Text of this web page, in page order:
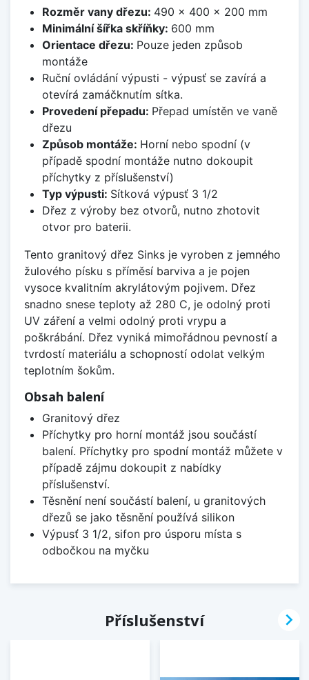
Rozměr vany dřezu: 490 x 400 x 200 mm
Minimální šířka skříňky: 600 mm
Orientace dřezu: Pouze jeden způsob
montáže
Ruční ovládání výpusti - výpusť se zavírá a
otevírá zamáčknutím sítka.
Provedení přepadu: Přepad umístěn ve vaně
dřezu
Způsob montáže: Horní nebo spodní (v
případě spodní montáže nutno dokoupit
příchytky z příslušenství)
Typ výpusti: Sítková výpusť 3 1/2
Dřez z výroby bez otvorů, nutno zhotovit
otvor pro baterii.
Tento granitový dřez Sinks je vyroben z jemného
žulového písku s příměsí barviva a je pojen
vysoce kvalitním akrylátovým pojivem. Dřez
snadno snese teploty až 280 C, je odolný proti
UV záření a velmi odolný proti vrypu a
poškrábání. Dřez vyniká mimořádnou pevností a
tvrdostí materiálu a schopností odolat velkým
teplotním šokům.
Obsah balení
Granitový dřez
Příchytky pro horní montáž jsou součástí
balení. Příchytky pro spodní montáž můžete v
případě zájmu dokoupit z nabídky
příslušenství.
Těsnění není součástí balení, u granitových
dřezů se jako těsnění používá silikon
Výpusť 3 1/2, sifon pro úsporu místa s
odbočkou na myčku
Příslušenství 